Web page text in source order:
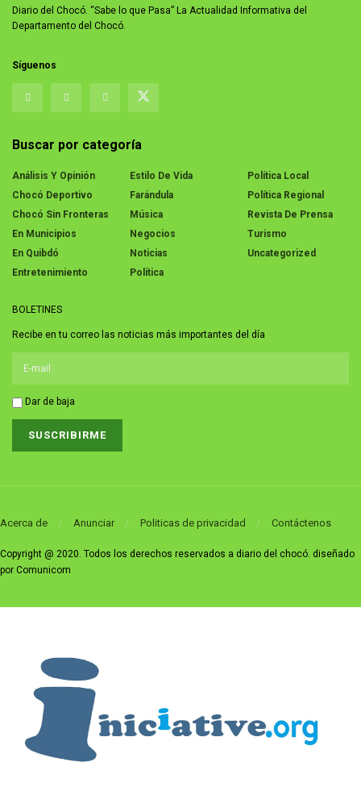
Diario del Chocó. “Sabe lo que Pasa” La Actualidad Informativa del
Departamento del Chocó.
Síguenos
Buscar por categoría
Análisis Y Opinión
Chocó Deportivo
Chocó Sin Fronteras
En Municipios
En Quibdó
Entretenimiento
Estilo De Vida
Farándula
Música
Negocios
Noticias
Política
Política Local
Política Regional
Revista De Prensa
Turismo
Uncategorized
BOLETINES
Recibe en tu correo las noticias más importantes del día
Dar de baja
Acerca de Anunciar Politicas de privacidad Contáctenos
Copyright @ 2020. Todos los derechos reservados a diario del chocó. diseñado
por Comunicom